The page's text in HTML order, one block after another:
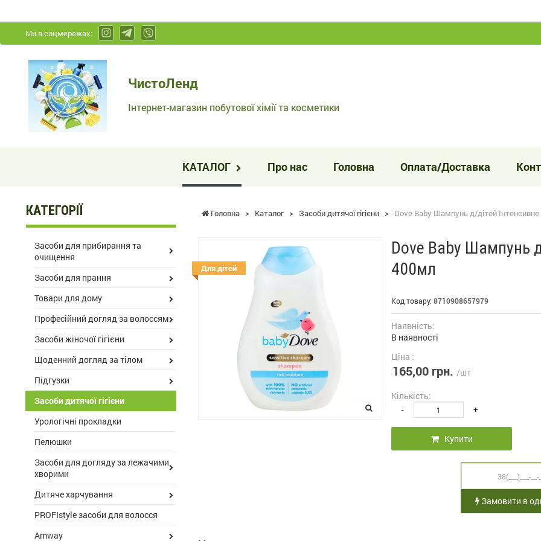
Ми в соцмережах:
ЧистоЛенд
-
Інтернет-
магазин
косметики
ЧистоЛенд
Інтернет-магазин побутової хімії та косметики
КАТАЛОГ Про нас Головна Оплата/Доставка
Головна > Каталог > Засоби дитячої гігієни > Dove Baby Шампунь д/дітей
Dove Baby Шампунь
400мл
Код товару: 8710908657979
Для дітей
Наявність:
В наявності
Ціна :
165,00 грн. /шт
Кількість:
- +
Купити
Замовити в
КАТЕГОРІЇ
Засоби для прибирання та
очищення
Засоби для прання
Товари для дому
Професійний догляд за волоссям
Засоби жіночої гігієни
Щоденний догляд за тілом
Підгузки
Засоби дитячої гігієни
Урологічні прокладки
Пелюшки
Засоби для догляду за лежачими
хворими
Дитяче харчування
PROFIstyle засоби для волосся
Amway